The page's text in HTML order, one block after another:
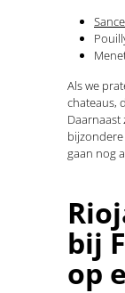
Als we
chateaus,
gaan nog
bij
op